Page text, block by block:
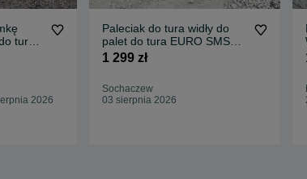
tura
2026
Paleciak do tura widły do
palet do tura EURO SMS
MX MAILLEUX-STARY TYP
1 299 zł
Sochaczew
03 sierpnia 2026